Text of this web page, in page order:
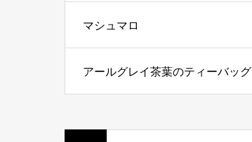
マシュマロ
アールグレイ茶葉のティーバッグ